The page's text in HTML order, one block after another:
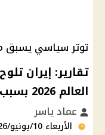
توتر سياسي يسبق
تقارير: إيران
العالم 2026 بسبب شعارات سياسية
عماد ياسر
الأربعاء 10/يونيو/2026 - 06:00 م